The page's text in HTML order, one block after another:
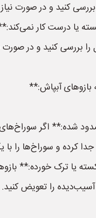
کنید و در صورت
یا درست کار
بررسی کنید و در صورت
شده:** اگر
کرده و سوراخ‌ها را
یا ترک خورده:**
را تعویض کنید.